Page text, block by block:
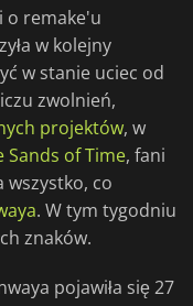
o remake'u
w kolejny
w stanie uciec od
zwolnień,
projektów, w
Sands of Time, fani
wszystko, co
. W tym tygodniu
znaków.
pojawiła się 27